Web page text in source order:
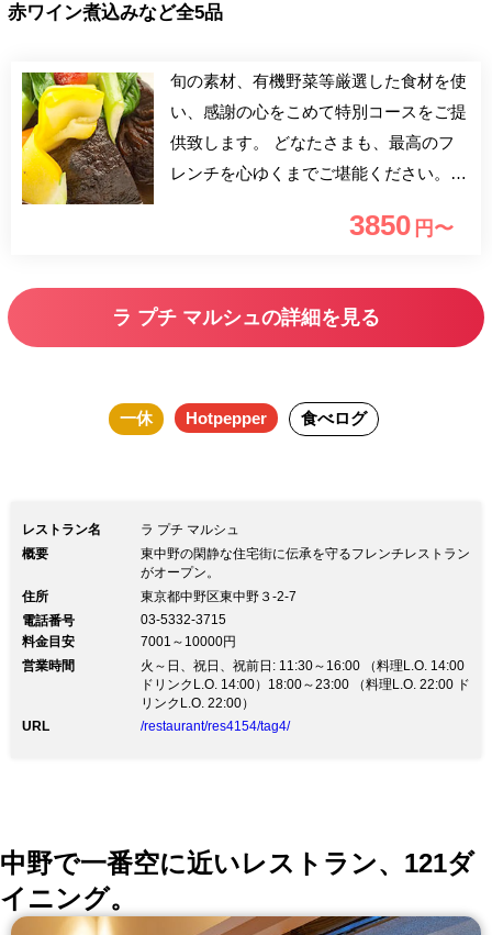
赤ワイン煮込みなど全5品
旬の素材、有機野菜等厳選した食材を使
い、感謝の心をこめて特別コースをご提
供致します。 どなたさまも、最高のフ
レンチを心ゆくまでご堪能ください。
ランチタイムは現金のみのお支払いとな
3850 円〜
ラ プチ マルシュの詳細を見る
一休 Hotpepper 食べログ
レストラン名
ラ プチ マルシュ
概要
東中野の閑静な住宅街に伝承を守るフレンチレストラン
がオープン。
住所
東京都中野区東中野３-2-7
電話番号
03-5332-3715
料金目安
7001～10000円
営業時間
火～日、祝日、祝前日: 11:30～16:00 （料理L.O. 14:00
ドリンクL.O. 14:00）18:00～23:00 （料理L.O. 22:00 ド
リンクL.O. 22:00）
URL
/restaurant/res4154/tag4/
中野で一番空に近いレストラン、121ダ
イニング。